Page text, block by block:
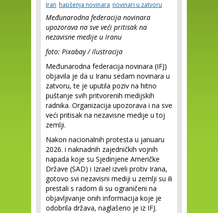
Iran hapšenja novinara novinari u zatvoru
Međunarodna federacija novinara
upozorava na sve veći pritisak na
nezavisne medije u Iranu
foto: Pixabay / Ilustracija
Međunarodna federacija novinara (IFJ)
objavila je da u Iranu sedam novinara u
zatvoru, te je uputila poziv na hitno
puštanje svih pritvorenih medijskih
radnika. Organizacija upozorava i na sve
veći pritisak na nezavisne medije u toj
zemlji.
Nakon nacionalnih protesta u januaru
2026. i naknadnih zajedničkih vojnih
napada koje su Sjedinjene Američke
Države (SAD) i Izrael izveli protiv Irana,
gotovo svi nezavisni mediji u zemlji su ili
prestali s radom ili su ograničeni na
objavljivanje onih informacija koje je
odobrila država, naglašeno je iz IFJ.